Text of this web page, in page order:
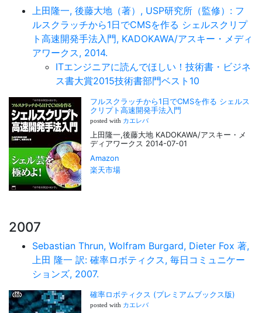
上田隆一, 後藤大地（著）, USP研究所（監修）: フ
ルスクラッチから1日でCMSを作る シェルスクリプ
ト高速開発手法入門, KADOKAWA/アスキー・メディ
アワークス, 2014.
ITエンジニアに読んでほしい！技術書・ビジネ
ス書大賞2015技術書部門ベスト10
フルスクラッチから1日でCMSを作る シェルス
クリプト高速開発手法入門
posted with カエレバ
上田隆一,後藤大地 KADOKAWA/アスキー・メ
ディアワークス 2014-07-01
Amazon
楽天市場
2007
Sebastian Thrun, Wolfram Burgard, Dieter Fox 著,
上田 隆一 訳: 確率ロボティクス, 毎日コミュニケー
ションズ, 2007.
確率ロボティクス (プレミアムブックス版)
posted with カエレバ